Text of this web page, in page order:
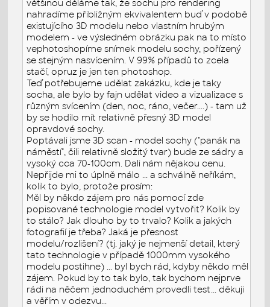
většinou děláme tak, že sochu pro rendering
nahradíme přibližným ekvivalentem buď v podobě
existujícího 3D modelu nebo vlastním hrubým
modelem - ve výsledném obrázku pak na to místo
vephotoshopíme snímek modelu sochy, pořízený
se stejným nasvícením. V 99% případů to zcela
stačí, opruz je jen ten photoshop.
Teď potřebujeme udělat zakázku, kde je taky
socha, ale bylo by fajn udělat video a vizualizace s
různým svícením (den, noc, ráno, večer....) - tam už
by se hodilo mít relativně přesný 3D model
opravdové sochy.
Poptávali jsme 3D scan - model sochy ("panák na
náměstí", čili relativně složitý tvar) bude ze sádry a
vysoký cca 70-100cm. Dali nám nějakou cenu.
Nepřijde mi to úplně málo ... a schválně neříkám,
kolik to bylo, protože prosím:
Měl by někdo zájem pro nás pomocí zde
popisované technologie model vytvořit? Kolik by
to stálo? Jak dlouho by to trvalo? Kolik a jakých
fotografií je třeba? Jaká je přesnost
modelu/rozlišení? (tj. jaký je nejmenší detail, který
tato technologie v případě 1000mm vysokého
modelu postihne) ... byl bych rád, kdyby někdo měl
zájem. Pokud by to tak bylo, tak bychom nejprve
rádi na něčem jednoduchém provedli test... děkuji
a věřím v odezvu...